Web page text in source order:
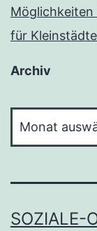
Möglichkeiten
für Kleinstädte
Archiv
SOZIALE-